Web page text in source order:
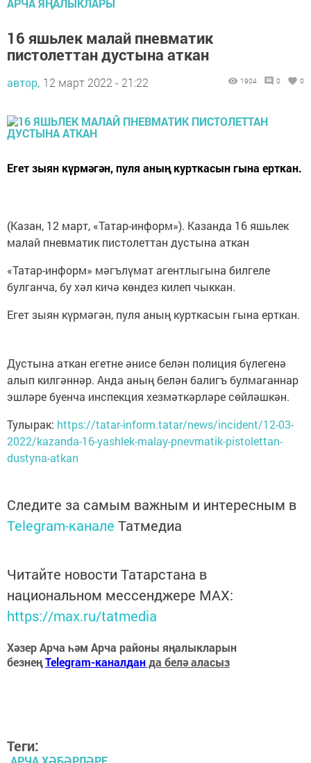
АРЧА ЯҢАЛЫКЛАРЫ
16 яшьлек малай пневматик
пистолеттан дустына аткан
автор, 12 март 2022 - 21:22 1904 0 0
Егет зыян күрмәгән, пуля аның курткасын гына ерткан.
(Казан, 12 март, «Татар-информ»). Казанда 16 яшьлек
малай пневматик пистолеттан дустына аткан
«Татар-информ» мәгълүмат агентлыгына билгеле
булганча, бу хәл кичә көндез килеп чыккан.
Егет зыян күрмәгән, пуля аның курткасын гына ерткан.
Дустына аткан егетне әнисе белән полиция бүлегенә
алып килгәннәр. Анда аның белән балигъ булмаганнар
эшләре буенча инспекция хезмәткәрләре сөйләшкән.
Тулырак: https://tatar-inform.tatar/news/incident/12-03-
2022/kazanda-16-yashlek-malay-pnevmatik-pistolettan-
dustyna-atkan
Следите за самым важным и интересным в
Telegram-канале Татмедиа
Читайте новости Татарстана в
национальном мессенджере MАХ:
https://max.ru/tatmedia
Хәзер Арча һәм Арча районы яңалыкларын
безнеңTelegram-каналданда белә аласыз
Теги: